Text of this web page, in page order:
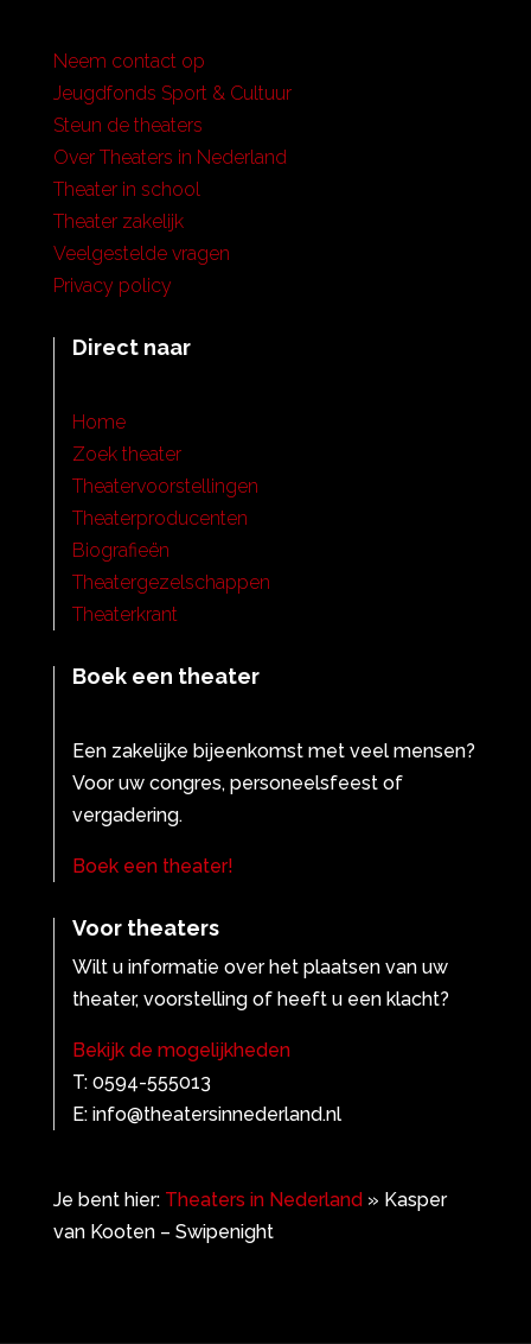
Neem contact op
Jeugdfonds Sport & Cultuur
Steun de theaters
Over Theaters in Nederland
Theater in school
Theater zakelijk
Veelgestelde vragen
Privacy policy
Direct naar
Home
Zoek theater
Theatervoorstellingen
Theaterproducenten
Biografieën
Theatergezelschappen
Theaterkrant
Boek een theater
Een zakelijke bijeenkomst met veel mensen?
Voor uw congres, personeelsfeest of
vergadering.
Boek een theater!
Voor theaters
Wilt u informatie over het plaatsen van uw
theater, voorstelling of heeft u een klacht?
Bekijk de mogelijkheden
T: 0594-555013
E: info@theatersinnederland.nl
Je bent hier: Theaters in Nederland» Kasper
van Kooten – Swipenight